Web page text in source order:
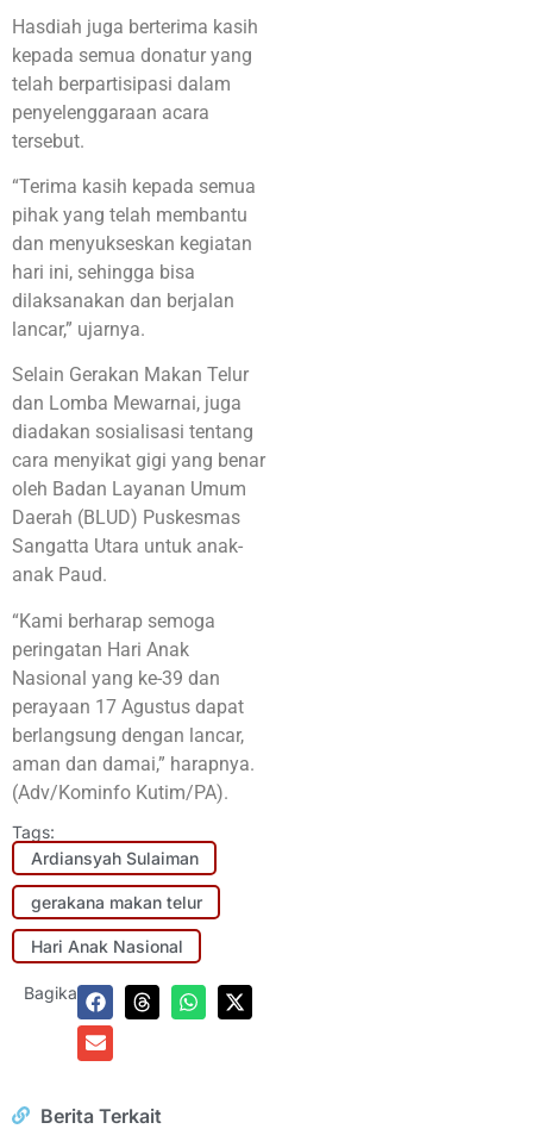
Hasdiah juga berterima kasih
kepada semua donatur yang
telah berpartisipasi dalam
penyelenggaraan acara
tersebut.
“Terima kasih kepada semua
pihak yang telah membantu
dan menyukseskan kegiatan
hari ini, sehingga bisa
dilaksanakan dan berjalan
lancar,” ujarnya.
Selain Gerakan Makan Telur
dan Lomba Mewarnai, juga
diadakan sosialisasi tentang
cara menyikat gigi yang benar
oleh Badan Layanan Umum
Daerah (BLUD) Puskesmas
Sangatta Utara untuk anak-
anak Paud.
“Kami berharap semoga
peringatan Hari Anak
Nasional yang ke-39 dan
perayaan 17 Agustus dapat
berlangsung dengan lancar,
aman dan damai,” harapnya.
(Adv/Kominfo Kutim/PA).
Tags:
Ardiansyah Sulaiman
gerakana makan telur
Hari Anak Nasional
Bagikan:
Berita Terkait